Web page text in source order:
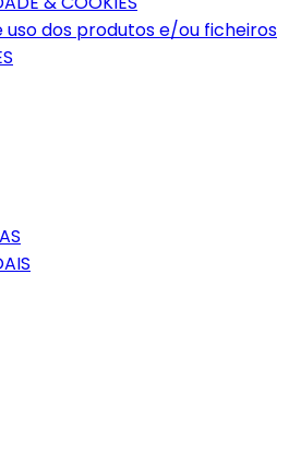
uso dos produtos e/ou ficheiros